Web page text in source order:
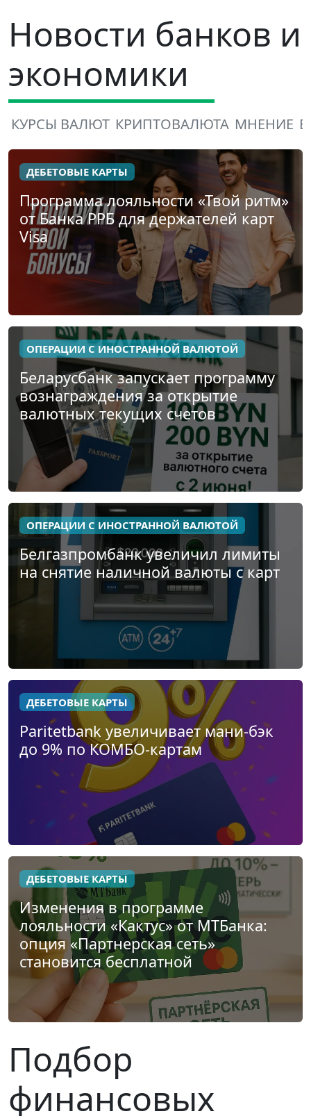
Новости банков и
экономики
КУРСЫ ВАЛЮТ КРИПТОВАЛЮТА МНЕНИЕ
ДЕБЕТОВЫЕ КАРТЫ
Программа лояльности «Твой ритм»
от Банка РРБ для держателей карт
Visa
ОПЕРАЦИИ С ИНОСТРАННОЙ ВАЛЮТОЙ
Беларусбанк запускает программу
вознаграждения за открытие
валютных текущих счетов
ОПЕРАЦИИ С ИНОСТРАННОЙ ВАЛЮТОЙ
Белгазпромбанк увеличил лимиты
на снятие наличной валюты с карт
ДЕБЕТОВЫЕ КАРТЫ
Paritetbank увеличивает мани-бэк
до 9% по КОМБО-картам
ДЕБЕТОВЫЕ КАРТЫ
Изменения в программе
лояльности «Кактус» от МТБанка:
опция «Партнерская сеть»
становится бесплатной
Подбор
финансовых